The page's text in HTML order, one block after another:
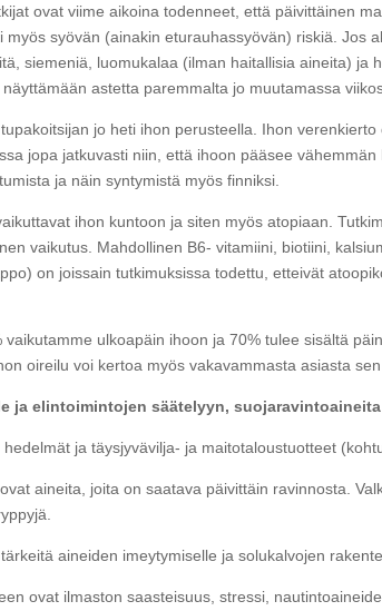
ovat viime aikoina todenneet, että päivittäinen
syövän (ainakin eturauhassyövän) riskiä. Jos
siemeniä, luomukalaa (ilman haitallisia aineita) ja
astetta paremmalta jo muutamassa
jo heti ihon perusteella. Ihon
jopa jatkuvasti niin, että ihoon pääsee
ja näin syntymistä myös finniksi.
ihon kuntoon ja siten myös atopiaan.
vaikutus. Mahdollinen B6- vitamiini, biotiini,
on joissain tutkimuksissa todettu, etteivät
ulkoapäin ihoon ja 70% tulee sisältä
oireilu voi kertoa myös vakavammasta asiasta sen
ja elintoimintojen säätelyyn,
ja täysjyvävilja- ja maitotaloustuotteet
aineita, joita on saatava päivittäin ravinnosta.
aineiden imeytymiselle ja solukalvojen
ovat ilmaston saasteisuus, stressi,